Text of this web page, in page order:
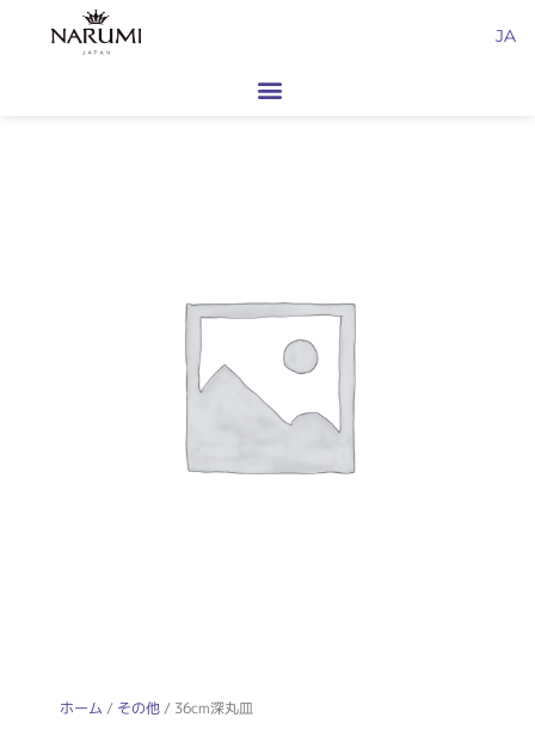
JA
ホーム / その他/ 36cm深丸皿